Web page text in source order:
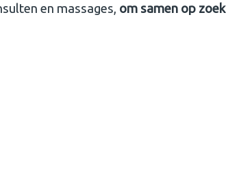
en massages, om samen op zoek